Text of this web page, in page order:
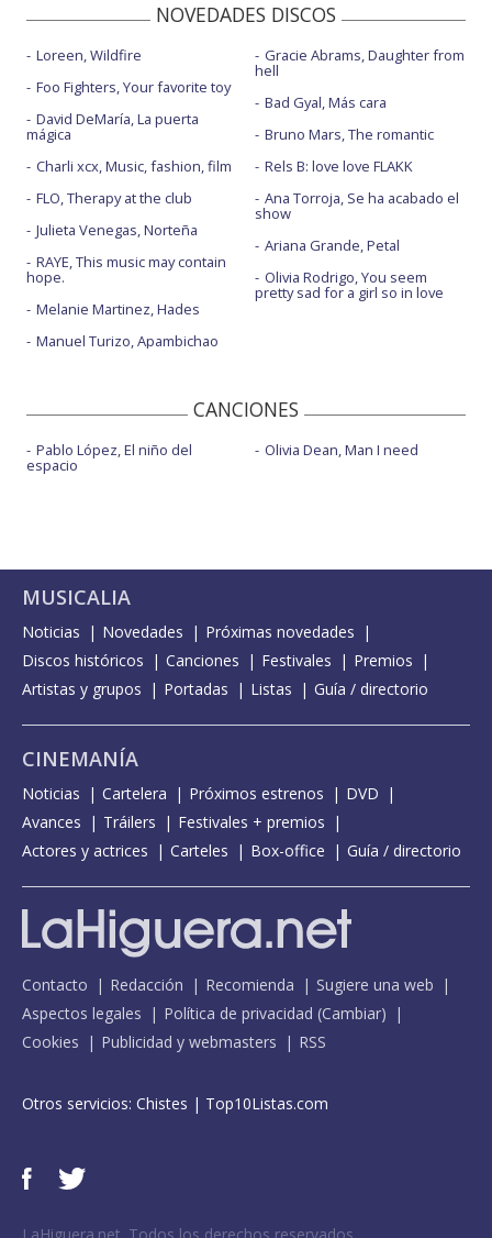
NOVEDADES DISCOS
Loreen, Wildfire
Foo Fighters, Your favorite toy
David DeMaría, La puerta
mágica
Charli xcx, Music, fashion, film
FLO, Therapy at the club
Julieta Venegas, Norteña
RAYE, This music may contain
hope.
Melanie Martinez, Hades
Manuel Turizo, Apambichao
Gracie Abrams, Daughter from
hell
Bad Gyal, Más cara
Bruno Mars, The romantic
Rels B: love love FLAKK
Ana Torroja, Se ha acabado el
show
Ariana Grande, Petal
Olivia Rodrigo, You seem
pretty sad for a girl so in love
CANCIONES
Pablo López, El niño del
espacio
Olivia Dean, Man I need
MUSICALIA
Noticias Novedades
Próximas novedades
Discos históricos
Canciones Festivales
Premios
Artistas y grupos
Portadas Listas Guía / directorio
CINEMANÍA
Noticias Cartelera Próximos estrenos
DVD
Avances
Tráilers
Festivales + premios
Actores y actrices
Carteles Box-office Guía / directorio
Contacto Redacción Recomienda
Sugiere una web
Aspectos legales
Política de privacidad (Cambiar)
Cookies
Publicidad y webmasters RSS
Otros servicios: Chistes | Top10Listas.com
LaHiguera.net. Todos los derechos reservados